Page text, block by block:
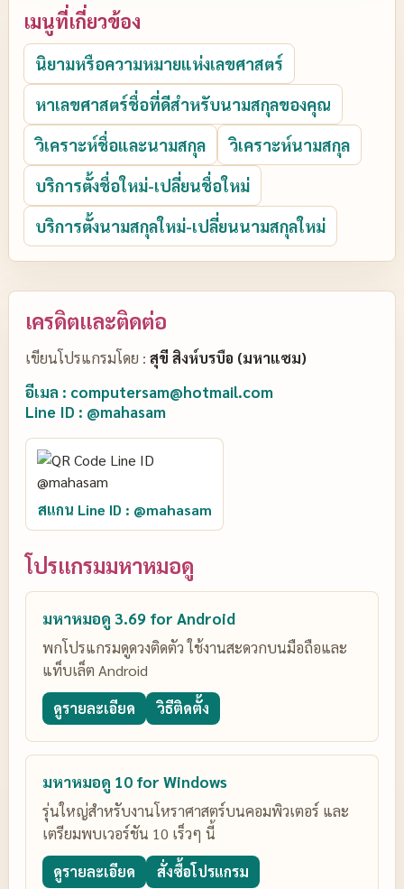
เมนูที่เกี่ยวข้อง
นิยามหรือความหมายแห่งเลขศาสตร์
หาเลขศาสตร์ชื่อที่ดีสำหรับนามสกุลของคุณ
วิเคราะห์ชื่อและนามสกุล
วิเคราะห์นามสกุล
บริการตั้งชื่อใหม่-เปลี่ยนชื่อใหม่
บริการตั้งนามสกุลใหม่-เปลี่ยนนามสกุลใหม่
เครดิตและติดต่อ
เขียนโปรแกรมโดย : สุขี สิงห์บรบือ (มหาแซม)
อีเมล : computersam@hotmail.com
Line ID : @mahasam
สแกน Line ID : @mahasam
โปรแกรมมหาหมอดู
มหาหมอดู 3.69 for Android
พกโปรแกรมดูดวงติดตัว ใช้งานสะดวกบนมือถือและ
แท็บเล็ต Android
ดูรายละเอียด วิธีติดตั้ง
มหาหมอดู 10 for Windows
รุ่นใหญ่สำหรับงานโหราศาสตร์บนคอมพิวเตอร์ และ
เตรียมพบเวอร์ชัน 10 เร็วๆ นี้
ดูรายละเอียด สั่งซื้อโปรแกรม